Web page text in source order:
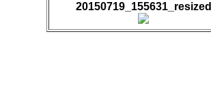
20150719_155631_resized